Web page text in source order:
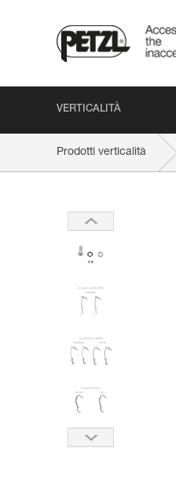
VERTICALITÀ
Prodotti verticalità